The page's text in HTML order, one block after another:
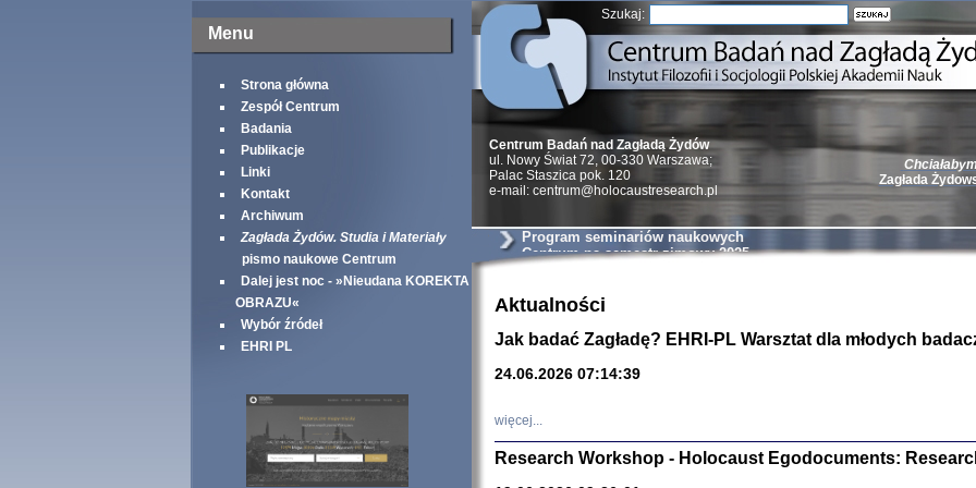
Menu
Strona główna
Zespół Centrum
Badania
Publikacje
Linki
Kontakt
Archiwum
Zagłada Żydów. Studia i Materiały
pismo naukowe Centrum
Dalej jest noc - »Nieudana KOREKTA
OBRAZU«
Wybór źródeł
EHRI PL
Szukaj:
Zagłada
Żydzi w
Natalia Aleksiun,
Deborah Dash
Turski, Laurence
Centrum Badań nad Zagładą Żydów
ul. Nowy Świat 72, 00-330 Warszawa;
Palac Staszica pok. 120
e-mail: centrum@holocaustresearch.pl
Program seminariów naukowych
Centrum na semestr zimowy 2025
Aktualności
Jak badać Zagładę? EHRI-PL Warsztat dla młodych
24.06.2026 07:14:39
więcej...
Research Workshop - Holocaust Egodocuments: